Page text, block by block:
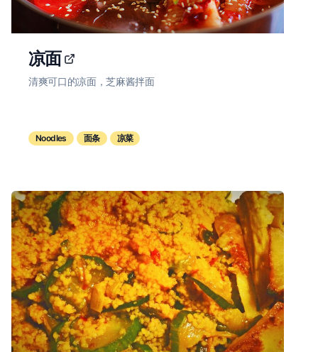
凉面
清爽可口的凉面，芝麻酱拌面
Noodles 面条 凉菜